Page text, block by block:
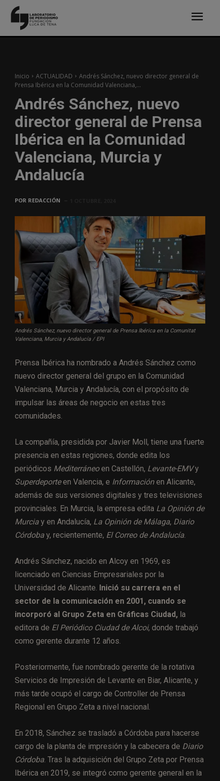
Inicio ACTUALIDAD
Andrés Sánchez, nuevo director general de
Prensa Ibérica en la Comunidad Valenciana,...
Andrés Sánchez, nuevo
director general de Prensa
Ibérica en la Comunidad
Valenciana, Murcia y
Andalucía
POR REDACCIÓN
Andrés Sánchez, nuevo director general de Prensa Ibérica en la Comunitat
Valenciana, Murcia y Andalucía / EPI
Prensa Ibérica ha nombrado a Andrés Sánchez como
nuevo director general del grupo en la Comunidad
Valenciana, Murcia y Andalucía, con el propósito de
impulsar las áreas de negocio en estas tres
comunidades.
La compañía, presidida por Javier Moll, tiene una fuerte
presencia en estas regiones, donde edita los
periódicos Mediterráneoen Castellón, Levante-EMVy
Superdeporteen Valencia, e Informaciónen Alicante,
además de sus versiones digitales y tres televisiones
provinciales. En Murcia, la empresa edita La Opinión de
Murcia y en Andalucía, La Opinión de Málaga, Diario
Córdoba y, recientemente, El Correo de Andalucía.
Andrés Sánchez, nacido en Alcoy en 1969, es
licenciado en Ciencias Empresariales por la
Universidad de Alicante. Inició su carrera en el
sector de la comunicación en 2001, cuando se
incorporó al Grupo Zeta en Gráficas Ciudad, la
editora de El Periódico Ciudad de Alcoi, donde trabajó
como gerente durante 12 años.
Posteriormente, fue nombrado gerente de la rotativa
Servicios de Impresión de Levante en Biar, Alicante, y
más tarde ocupó el cargo de Controller de Prensa
Regional en Grupo Zeta a nivel nacional.
En 2018, Sánchez se trasladó a Córdoba para hacerse
cargo de la planta de impresión y la cabecera de Diario
Córdoba. Tras la adquisición del Grupo Zeta por Prensa
Ibérica en 2019, se integró como gerente general en la